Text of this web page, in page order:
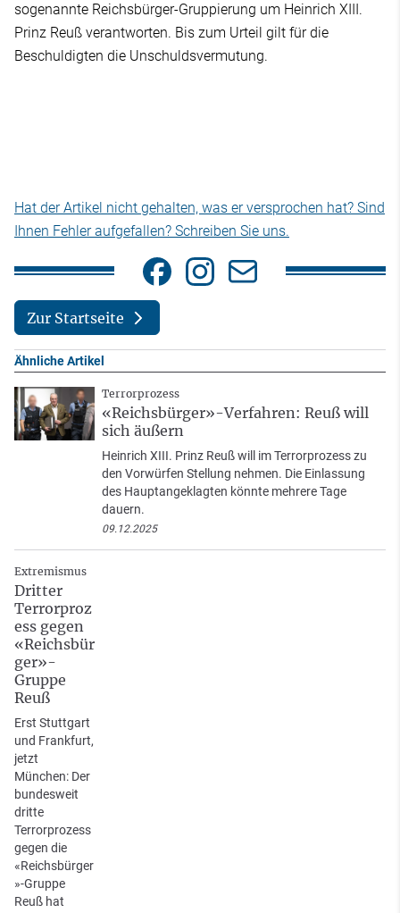
sogenannte Reichsbürger-Gruppierung um Heinrich XIII.
Prinz Reuß verantworten. Bis zum Urteil gilt für die
Beschuldigten die Unschuldsvermutung.
Hat der Artikel nicht gehalten, was er versprochen hat? Sind
Ihnen Fehler aufgefallen? Schreiben Sie uns.
Zur Startseite
Ähnliche Artikel
Terrorprozess
«Reichsbürger»-Verfahren: Reuß will
sich äußern
Heinrich XIII. Prinz Reuß will im Terrorprozess zu
den Vorwürfen Stellung nehmen. Die Einlassung
des Hauptangeklagten könnte mehrere Tage
dauern.
09.12.2025
Extremismus
Dritter
Terrorproz
ess gegen
«Reichsbür
ger»-
Gruppe
Reuß
Erst Stuttgart
und Frankfurt,
jetzt
München: Der
bundesweit
dritte
Terrorprozess
gegen die
«Reichsbürger
»-Gruppe
Reuß hat